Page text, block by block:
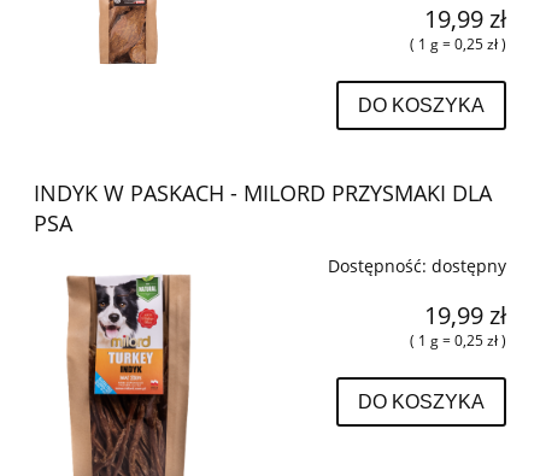
19,99 zł
( 1 g = 0,25 zł )
DO KOSZYKA
INDYK W PASKACH - MILORD PRZYSMAKI DLA
PSA
Dostępność: dostępny
19,99 zł
( 1 g = 0,25 zł )
DO KOSZYKA